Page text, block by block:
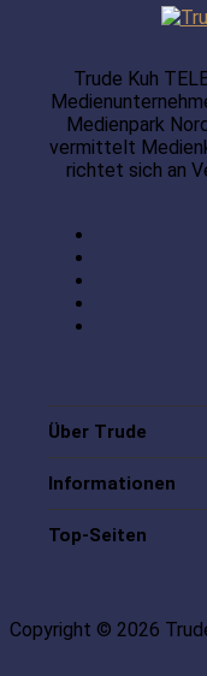
Trude Kuh
Medienpark
vermittelt
richtet sich an
Über Trude
Informationen
Top-Seiten
Copyright © 2026